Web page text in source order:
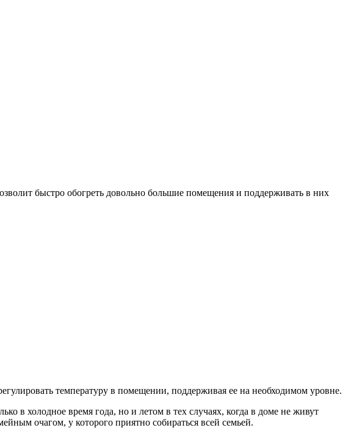
быстро обогреть довольно большие помещения и поддерживать в них
температуру в помещении, поддерживая ее на необходимом уровне.
в холодное время года, но и летом в тех случаях, когда в доме не живут
очагом, у которого приятно собираться всей семьей.